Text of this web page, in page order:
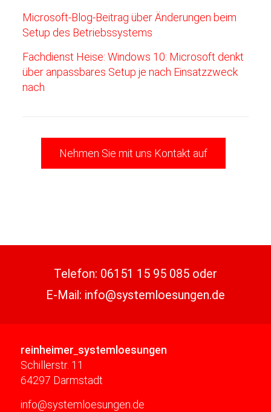
Microsoft-Blog-Beitrag über Änderungen beim
Setup des Betriebssystems
Fachdienst Heise: Windows 10: Microsoft denkt
über anpassbares Setup je nach Einsatzzweck
nach
Nehmen Sie mit uns Kontakt auf
Telefon: 06151 15 95 085 oder
E-Mail: info@systemloesungen.de
reinheimer systemloesungen
Schillerstr. 11
64297 Darmstadt
info@systemloesungen.de